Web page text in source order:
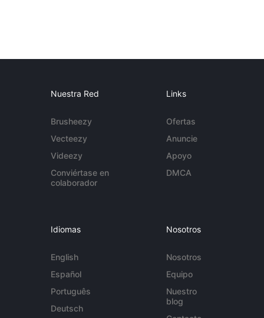
Nuestra Red
Brusheezy
Vecteezy
Videezy
Conviértase en
colaborador
Links
Ofertas
Anuncie
Apoyo
DMCA
Idiomas
English
Español
Português
Deutsch
Nosotros
Nosotros
Equipo
Nuestro
blog